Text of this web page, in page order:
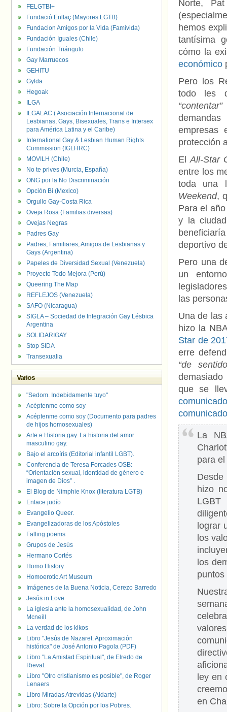
Norte, Pat
hemos
tantísima
cómo la
económico
Pero los
todo les
“contentar”
empresas
protección
ElAll-Star
entre los
toda una
Weekend,
Para el
y la
deportivo
Pero una
un
las
Una de las
hizo la
Star de
erre
“de
que se
comunicado
La
para
hizo
lograr
los
los
ley en
en
FELGTBI+
Fundació Enllaç (Mayores LGTB)
Fundacion Amigos por la Vida (Famivida)
Fundación Iguales (Chile)
Fundación Triángulo
Gay Marruecos
GEHITU
Gylda
Hegoak
ILGA
ILGALAC ( Asociación Internacional de
Lesbianas, Gays, Bisexuales, Trans e Intersex
para América Latina y el Caribe)
International Gay & Lesbian Human Rights
Commission (IGLHRC)
MOVILH (Chile)
No te prives (Murcia, España)
ONG por la No Discriminación
Opción Bi (Mexico)
Orgullo Gay-Costa Rica
Oveja Rosa (Familias diversas)
Ovejas Negras
Padres Gay
Padres, Familiares, Amigos de Lesbianas y
Gays (Argentina)
Papeles de Diversidad Sexual (Venezuela)
Proyecto Todo Mejora (Perú)
Queering The Map
REFLEJOS (Venezuela)
SAFO (Nicaragua)
SIGLA – Sociedad de Integración Gay Lésbica
Argentina
SOLIDARIGAY
Stop SIDA
Transexualia
Varios
"Sedom. Indebidamente tuyo"
Acéptenme como soy
Acéptenme como soy (Documento para padres
de hijos homosexuales)
Arte e Historia gay. La historia del amor
masculino gay.
Bajo el arcoíris (Editorial infantil LGBT).
Conferencia de Teresa Forcades OSB:
“Orientación sexual, identidad de género e
imagen de Dios” .
El Blog de Nimphie Knox (literatura LGTB)
Enlace judío
Evangelio Queer.
Evangelizadoras de los Apóstoles
Falling poems
Grupos de Jesús
Hermano Cortés
Homo History
Homoerotic Art Museum
Imágenes de la Buena Noticia, Cerezo Barredo
Jesús in Love
La iglesia ante la homosexualidad, de John
Mcneill
La verdad de los kikos
Libro "Jesús de Nazaret. Aproximación
histórica" de José Antonio Pagola (PDF)
Libro "La Amistad Espiritual", de Elredo de
Rieval.
Libro "Otro cristianismo es posible", de Roger
Lenaers
Libro Miradas Atrevidas (Aldarte)
Libro: Sobre la Opción por los Pobres.